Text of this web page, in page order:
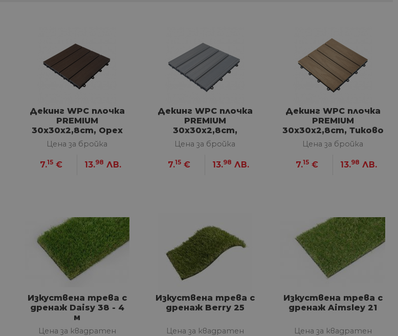
Декинг WPC плочкa
PREMIUM
30х30x2,8cm, Орех
Цена за бройка
7.15 € 13.98 ЛВ.
Декинг WPC плочкa
PREMIUM
30х30x2,8cm,
Светло сив
Цена за бройка
7.15 € 13.98 ЛВ.
Декинг WPC плочкa
PREMIUM
30х30x2,8cm, Тиково
дърво
Цена за бройка
7.15 € 13.98 ЛВ.
Изкуствена трева с
дренаж Daisy 38 - 4
м
Цена за квадратен
Изкуствена трева с
дренаж Berry 25
Цена за квадратен
Изкуствена трева с
дренаж Aimsley 21
Цена за квадратен